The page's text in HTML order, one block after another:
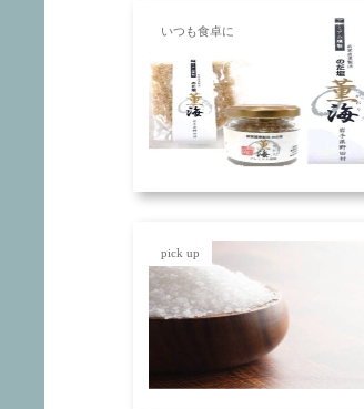
いつも食卓に
pick up